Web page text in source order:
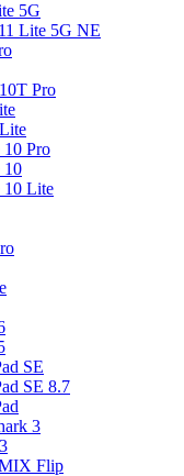
5G
Lite 5G NE
Pro
Pro
10
Lite
SE
SE 8.7
3
Flip